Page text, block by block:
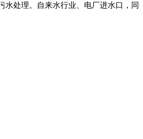
处理。自来水行业、电厂进水口，同